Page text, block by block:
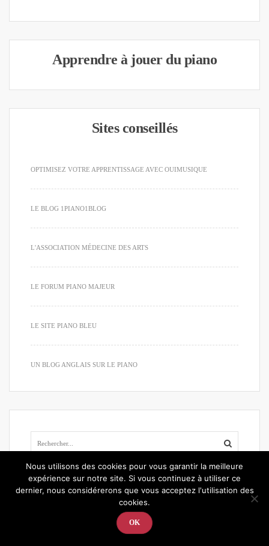
Apprendre à jouer du piano
Sites conseillés
OPTIMISEZ VOTRE APPRENTISSAGE AVEC OUIMUSIQUE
LE BLOG 1PIANO1BLOG
L'ASSOCIATION MÉDECINE DES ARTS
LE FORUM PIANO MAJEUR
LE SITE PIANO BLEU
UN BLOG ANGLAIS SUR LE PIANO
Articles récents
Nous utilisons des cookies pour vous garantir la meilleure
expérience sur notre site. Si vous continuez à utiliser ce
dernier, nous considérerons que vous acceptez l'utilisation des
cookies.
OK